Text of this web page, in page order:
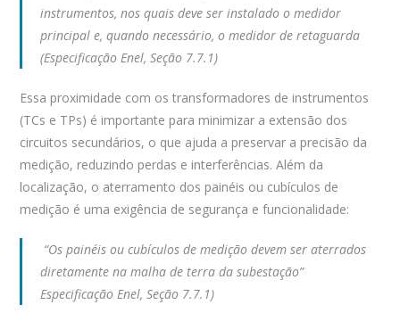
instrumentos, nos quais deve ser instalado o medidor
principal e, quando necessário, o medidor de retaguarda
(Especificação Enel, Seção 7.7.1)
Essa proximidade com os transformadores de instrumentos
(TCs e TPs) é importante para minimizar a extensão dos
circuitos secundários, o que ajuda a preservar a precisão da
medição, reduzindo perdas e interferências. Além da
localização, o aterramento dos painéis ou cubículos de
medição é uma exigência de segurança e funcionalidade:
“Os painéis ou cubículos de medição devem ser aterrados
diretamente na malha de terra da subestação”
Especificação Enel, Seção 7.7.1)